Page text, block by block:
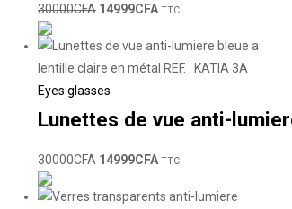
30000CFA 14999CFA TTC
Eyes glasses
Lunettes de vue anti-
30000CFA 14999CFA TTC